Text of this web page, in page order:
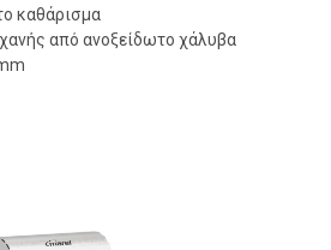
καθάρισμα
από ανοξείδωτο χάλυβα